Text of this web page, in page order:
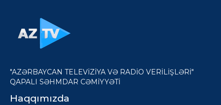
"AZƏRBAYCAN TELEVİZİYA VƏ RADİO VERİLİŞLƏRİ"
QAPALI SƏHMDAR CƏMİYYƏTİ
Haqqımızda